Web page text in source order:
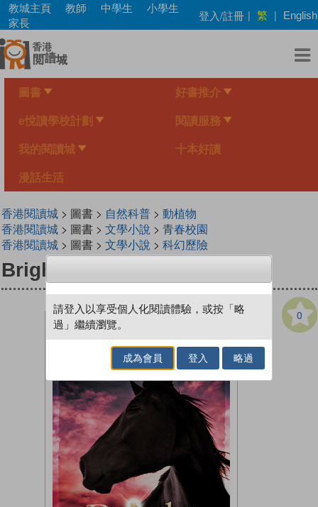
Skip
main
content
教城主頁 教師 中學生
小學生
家長
登入/註冊 | 繁 | English
圖書 好書推介
e悅讀學校計劃 閱讀服務
我的閱讀城 十本好讀
漫話生活
香港閱讀城> 圖書 > 自然科普> 動植物
香港閱讀城> 圖書 > 文學小說 > 青春校園
香港閱讀城> 圖書 > 文學小說 > 科幻歷險
Bright Star
0
請登入以享受個人化閱讀體驗，或按「略
過」繼續瀏覽。
成為會員 登入 略過